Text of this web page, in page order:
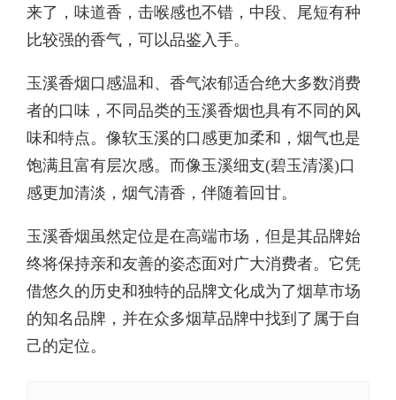
来了，味道香，击喉感也不错，中段、尾短有种
比较强的香气，可以品鉴入手。
玉溪香烟口感温和、香气浓郁适合绝大多数消费
者的口味，不同品类的玉溪香烟也具有不同的风
味和特点。像软玉溪的口感更加柔和，烟气也是
饱满且富有层次感。而像玉溪细支(碧玉清溪)口
感更加清淡，烟气清香，伴随着回甘。
玉溪香烟虽然定位是在高端市场，但是其品牌始
终将保持亲和友善的姿态面对广大消费者。它凭
借悠久的历史和独特的品牌文化成为了烟草市场
的知名品牌，并在众多烟草品牌中找到了属于自
己的定位。